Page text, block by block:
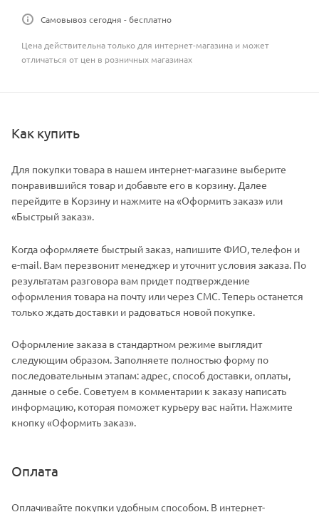
Самовывоз сегодня - бесплатно
Цена действительна только для интернет-магазина и может
отличаться от цен в розничных магазинах
Как купить
Для покупки товара в нашем интернет-магазине выберите
понравившийся товар и добавьте его в корзину. Далее
перейдите в Корзину и нажмите на «Оформить заказ» или
«Быстрый заказ».
Когда оформляете быстрый заказ, напишите ФИО, телефон и
e-mail. Вам перезвонит менеджер и уточнит условия заказа. По
результатам разговора вам придет подтверждение
оформления товара на почту или через СМС. Теперь останется
только ждать доставки и радоваться новой покупке.
Оформление заказа в стандартном режиме выглядит
следующим образом. Заполняете полностью форму по
последовательным этапам: адрес, способ доставки, оплаты,
данные о себе. Советуем в комментарии к заказу написать
информацию, которая поможет курьеру вас найти. Нажмите
кнопку «Оформить заказ».
Оплата
Оплачивайте покупки удобным способом. В интернет-